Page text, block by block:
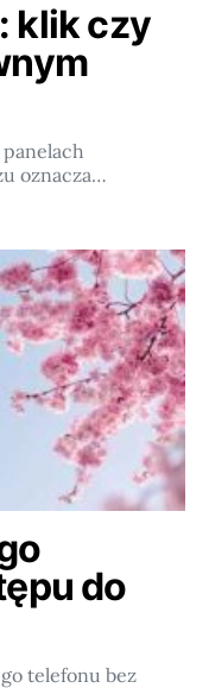
klik czy
oznacza…
do
telefonu bez